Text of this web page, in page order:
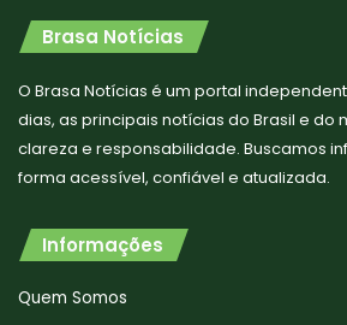
Brasa Notícias
O Brasa Notícias é um portal
dias, as principais notícias do Brasil e do
clareza e responsabilidade. Buscamos
forma acessível, confiável e atualizada.
Informações
Quem Somos